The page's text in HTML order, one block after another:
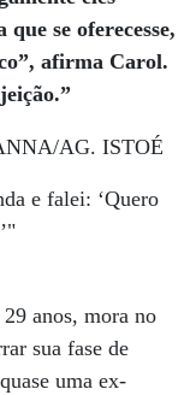
se oferecesse,
afirma Carol.
e falei: ‘Quero
anos, mora no
sua fase de
uma ex-